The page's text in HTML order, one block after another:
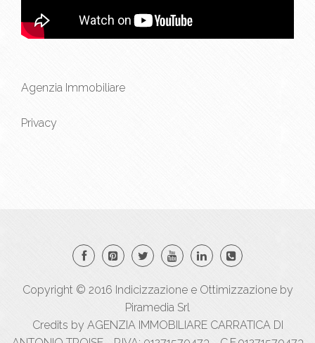
Agenzia Immobiliare
Privacy
Copyright © 2016 Indicizzazionee Ottimizzazioneby
Piramedia Srl
Credits by AGENZIA IMMOBILIARE CARRATICA DI